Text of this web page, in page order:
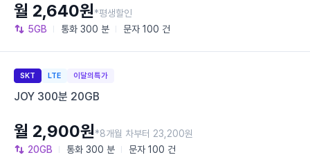
5GB 통화 300 분 문자 100 건
월 2,640원*평생할인
SKT LTE 이달의특가
JOY 300분 20GB
20GB 통화 300 분 문자 100 건
월 2,900원*8개월 차부터 23,200원